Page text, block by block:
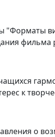
"Форматы
к
о